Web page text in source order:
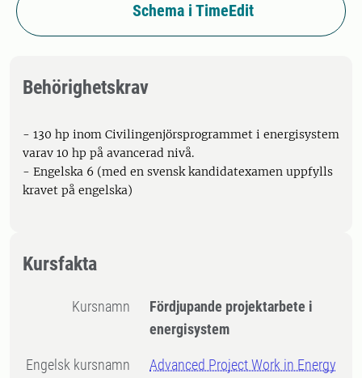
Schema i TimeEdit
Behörighetskrav
- 130 hp inom Civilingenjörsprogrammet i energisystem
varav 10 hp på avancerad nivå.
- Engelska 6 (med en svensk kandidatexamen uppfylls
kravet på engelska)
Kursfakta
Kursnamn
Fördjupande projektarbete i
energisystem
Engelsk kursnamn
Advanced Project Work in Energy